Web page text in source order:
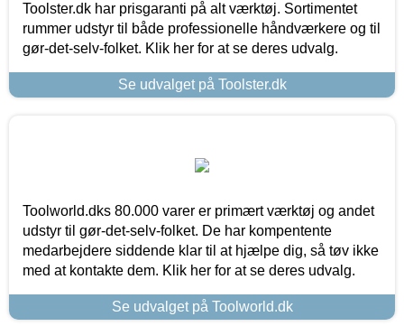
Toolster.dk har prisgaranti på alt værktøj. Sortimentet
rummer udstyr til både professionelle håndværkere og til
gør-det-selv-folket. Klik her for at se deres udvalg.
Se udvalget på Toolster.dk
Toolworld.dks 80.000 varer er primært værktøj og andet
udstyr til gør-det-selv-folket. De har kompentente
medarbejdere siddende klar til at hjælpe dig, så tøv ikke
med at kontakte dem. Klik her for at se deres udvalg.
Se udvalget på Toolworld.dk